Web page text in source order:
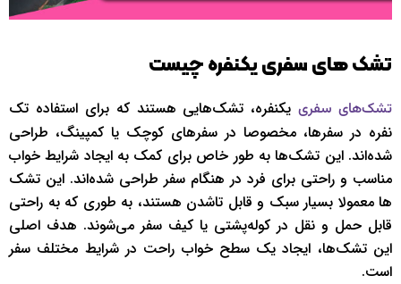
تشک های سفری یکنفره چیست
تشک‌های سفرییکنفره، تشک‌هایی هستند که برای استفاده تک
نفره در سفرها، مخصوصا در سفرهای کوچک یا کمپینگ، طراحی
شده‌اند. این تشک‌ها به طور خاص برای کمک به ایجاد شرایط خواب
مناسب و راحتی برای فرد در هنگام سفر طراحی شده‌اند. این تشک
ها معمولا بسیار سبک و قابل تاشدن هستند، به طوری که به راحتی
قابل حمل و نقل در کوله‌پشتی یا کیف سفر می‌شوند. هدف اصلی
این تشک‌ها، ایجاد یک سطح خواب راحت در شرایط مختلف سفر
است.